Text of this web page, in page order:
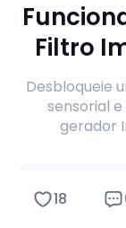
Filtro
Desbloqueie
sensorial
gerador
18